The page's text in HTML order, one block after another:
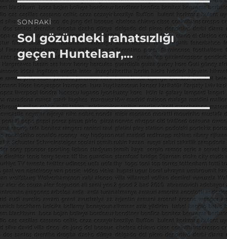
SONRAKI
Sonraki
yazı:
Sol gözündeki rahatsızlığı
geçen Huntelaar,…